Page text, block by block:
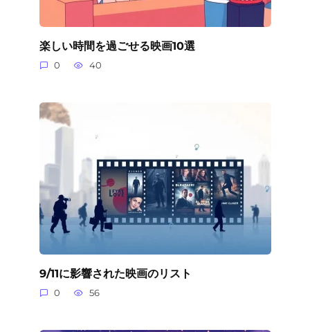
楽しい時間を過ごせる映画10選
0 40
9/11に影響された映画のリスト
0 56